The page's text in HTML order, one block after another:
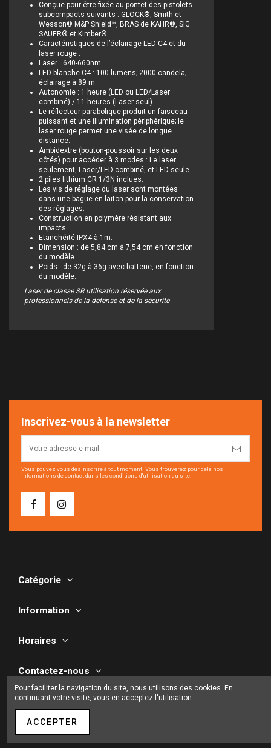
Conçue pour être fixée au pontet des pistolets
subcompacts suivants : GLOCK®, Smith et
Wesson® M&P Shield™, BRAS de KAHR®, SIG
SAUER® et Kimber®.
Caractéristiques de l’éclairage LED C4 et du
laser rouge :
Laser : 640-660nm.
LED blanche C4 : 100 lumens; 2000 candela;
éclairage à 89 m.
Autonomie : 1 heure (LED ou LED/Laser
combiné) / 11 heures (Laser seul).
Le réflecteur parabolique produit un faisceau
puissant et une illumination périphérique; le
laser rouge permet une visée de longue
distance.
Ambidextre (bouton-poussoir sur les deux
côtés) pour accéder à 3 modes : Le laser
seulement, Laser/LED combiné, et LED seule.
2 piles lithium CR 1/3N inclues.
Les vis de réglage du laser sont montées
dans une bague en laiton pour la conservation
des réglages.
Construction en polymère résistant aux
impacts.
Etanchéité IPX4 à 1m.
Dimension : de 5,84 cm à 7,54 cm en fonction
du modèle.
Poids : de 32g à 36g avec batterie, en fonction
du modèle.
Laser de classe 3R utilisation réservée aux
professionnels de la défense et de la sécurité
Inscrivez-vous à la newsletter
Vous pouvez vous désinscrire à tout moment. Vous trouverez pour cela nos
informations de contact dans les conditions d'utilisation du site.
Catégorie
Information
Horaires
Contactez-nous
Pour faciliter la navigation du site, nous utilisons des cookies. En
continuant votre visite, vous en acceptez l'utilisation.
ACCEPTER